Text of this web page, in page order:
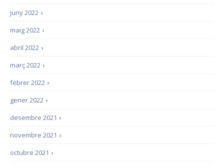
›
juny 2022
›
maig 2022
›
abril 2022
›
març 2022
›
febrer 2022
›
gener 2022
›
desembre 2021
›
novembre 2021
›
octubre 2021